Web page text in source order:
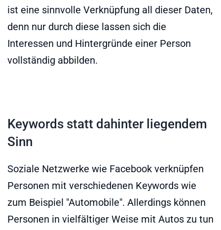
ist eine sinnvolle Verknüpfung all dieser Daten,
denn nur durch diese lassen sich die
Interessen und Hintergründe einer Person
vollständig abbilden.
Keywords statt dahinter liegendem
Sinn
Soziale Netzwerke wie Facebook verknüpfen
Personen mit verschiedenen Keywords wie
zum Beispiel "Automobile". Allerdings können
Personen in vielfältiger Weise mit Autos zu tun